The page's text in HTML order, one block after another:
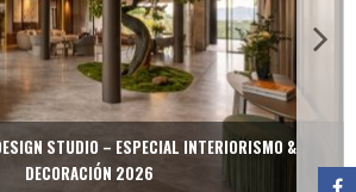
STUDIO – ESPECIAL INTERIORISMO &
DECORACIÓN 2026